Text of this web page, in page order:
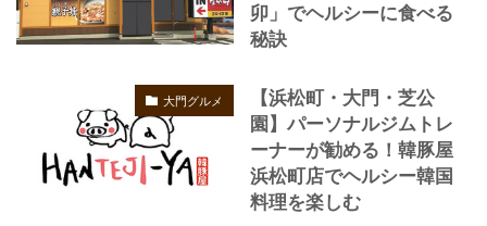
卯」でヘルシーに食べる
秘訣
大門グルメ
【浜松町・大門・芝公
園】パーソナルジムトレ
ーナーが勧める！韓豚屋
浜松町店でヘルシー韓国
料理を楽しむ